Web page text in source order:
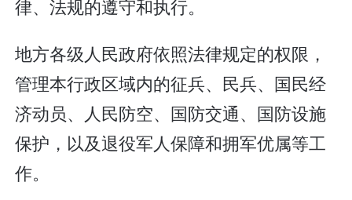
律、法规的遵守和执行。
地方各级人民政府依照法律规定的权限，
管理本行政区域内的征兵、民兵、国民经
济动员、人民防空、国防交通、国防设施
保护，以及退役军人保障和拥军优属等工
作。